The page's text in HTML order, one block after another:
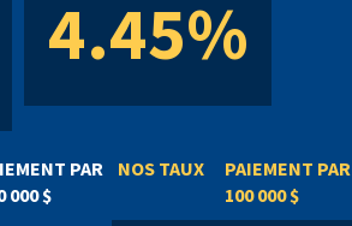
4.45%
PAR
000 $
NOS TAUX
PAIEMENT PAR
100 000 $